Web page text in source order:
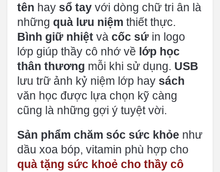
tên hay sổ tay với dòng chữ tri ân là
những quà lưu niệm thiết thực.
Bình giữ nhiệt và cốc sứ in logo
lớp giúp thầy cô nhớ về lớp học
thân thương mỗi khi sử dụng. USB
lưu trữ ảnh kỷ niệm lớp hay sách
văn học được lựa chọn kỹ càng
cũng là những gợi ý tuyệt vời.
Sản phẩm chăm sóc sức khỏe như
dầu xoa bóp, vitamin phù hợp cho
quà tặng sức khoẻ cho thầy cô